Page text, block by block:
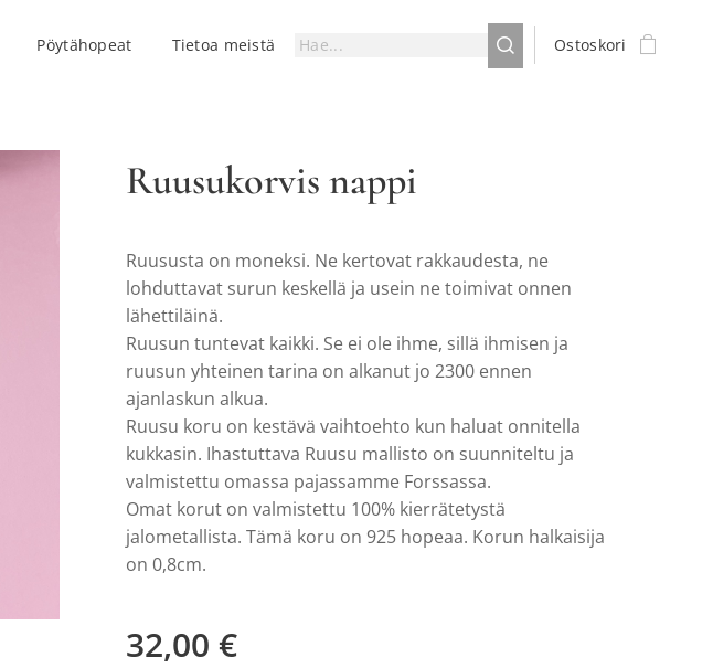
Pöytähopeat Tietoa meistä Ostoskori
Ruusukorvis nappi
Ruususta on moneksi. Ne kertovat rakkaudesta, ne
lohduttavat surun keskellä ja usein ne toimivat onnen
lähettiläinä.
Ruusun tuntevat kaikki. Se ei ole ihme, sillä ihmisen ja
ruusun yhteinen tarina on alkanut jo 2300 ennen
ajanlaskun alkua.
Ruusu koru on kestävä vaihtoehto kun haluat onnitella
kukkasin. Ihastuttava Ruusu mallisto on suunniteltu ja
valmistettu omassa pajassamme Forssassa.
Omat korut on valmistettu 100% kierrätetystä
jalometallista. Tämä koru on 925 hopeaa. Korun halkaisija
on 0,8cm.
32,00 €